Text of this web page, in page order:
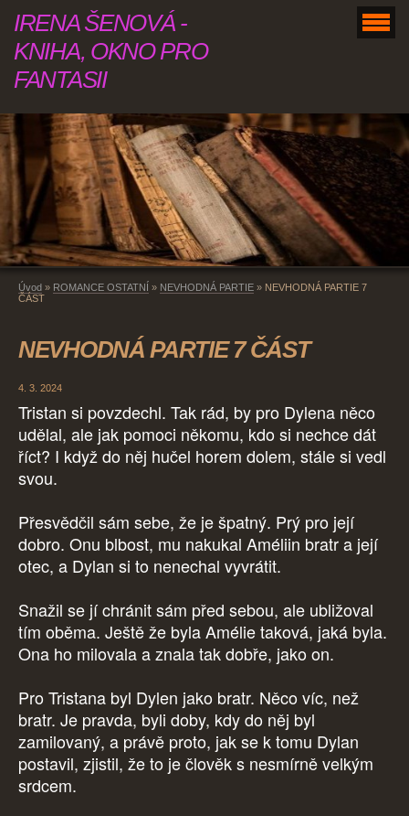
IRENA ŠENOVÁ -
KNIHA, OKNO PRO
FANTASII
Úvod » ROMANCE OSTATNÍ » NEVHODNÁ PARTIE » NEVHODNÁ PARTIE 7
ČÁST
NEVHODNÁ PARTIE 7 ČÁST
4. 3. 2024
Tristan si povzdechl. Tak rád, by pro Dylena něco
udělal, ale jak pomoci někomu, kdo si nechce dát
říct? I když do něj hučel horem dolem, stále si vedl
svou.
Přesvědčil sám sebe, že je špatný. Prý pro její
dobro. Onu blbost, mu nakukal Améliin bratr a její
otec, a Dylan si to nenechal vyvrátit.
Snažil se jí chránit sám před sebou, ale ubližoval
tím oběma. Ještě že byla Amélie taková, jaká byla.
Ona ho milovala a znala tak dobře, jako on.
Pro Tristana byl Dylen jako bratr. Něco víc, než
bratr. Je pravda, byli doby, kdy do něj byl
zamilovaný, a právě proto, jak se k tomu Dylan
postavil, zjistil, že to je člověk s nesmírně velkým
srdcem.